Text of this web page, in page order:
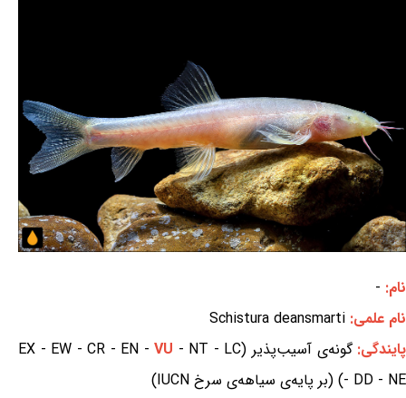
نام: -
نام علمی: Schistura deansmarti
پایندگی:گونه‌ی آسیب‌پذیر (EX - EW - CR - EN - VU - NT - LC
- DD - NE) (بر پایه‌ی سیاهه‌ی سرخ IUCN)